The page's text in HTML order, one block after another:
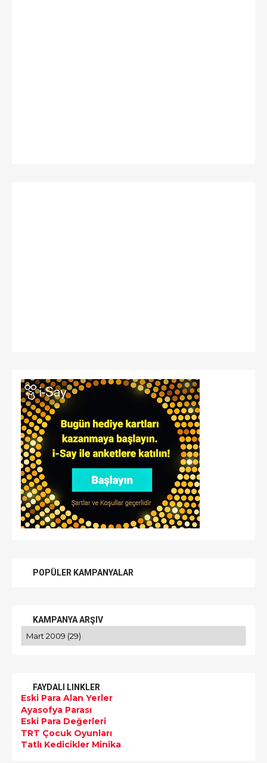
POPÜLER KAMPANYALAR
KAMPANYA ARŞIV
FAYDALI LINKLER
Eski Para Alan Yerler
Ayasofya Parası
Eski Para Değerleri
TRT Çocuk Oyunları
Tatlı Kedicikler Minika